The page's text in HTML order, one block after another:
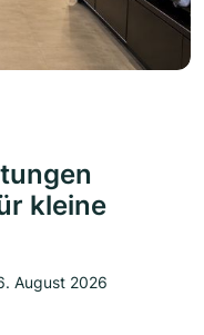
kleine
August 2026